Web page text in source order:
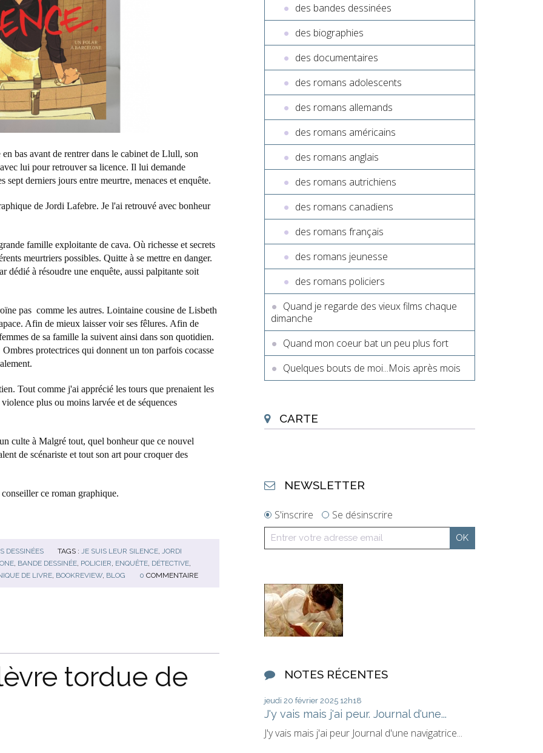
bas avant de rentrer dans le cabinet de Llull, son
lui pour retrouver sa licence. Il lui demande
sept derniers jours entre meurtre, menaces et enquête.
de Jordi Lafebre. Je l'ai retrouvé avec bonheur
famille exploitante de cava. Où richesse et secrets
meurtriers possibles. Quitte à se mettre en danger.
dédié à résoudre une enquête, aussi palpitante soit
pas comme les autres. Lointaine cousine de Lisbeth
Afin de mieux laisser voir ses fêlures. Afin de
de sa famille la suivent ainsi dans son quotidien.
protectrices qui donnent un ton parfois cocasse
Tout comme j'ai apprécié les tours que prenaient les
plus ou moins larvée et de séquences
culte à Malgré tout, quel bonheur que ce nouvel
de scénariste et tout son art pour croquer des
ce roman graphique.
DESSINÉES TAGS : JE SUIS LEUR SILENCE
JORDI
BANDE DESSINÉE POLICIER ENQUÊTE DÉTECTIVE
DE LIVRE BOOKREVIEW, BLOG 0 COMMENTAIRE
tordue de
des bandes dessinées
des biographies
des documentaires
des romans adolescents
des romans allemands
des romans américains
des romans anglais
des romans autrichiens
des romans canadiens
des romans français
des romans jeunesse
des romans policiers
Quand je regarde des vieux films chaque
dimanche
Quand mon coeur bat un peu plus fort
Quelques bouts de moi...Mois après mois
CARTE
NEWSLETTER
S'inscrire Se désinscrire
NOTES RÉCENTES
jeudi 20 février 2025 12h18
J'y vais mais j'ai peur. Journal d'une...
J'y vais mais j'ai peur Journal d'une navigatrice...